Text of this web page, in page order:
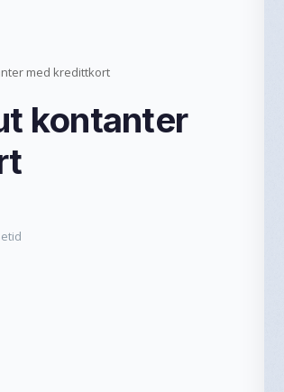
med kredittkort
kontanter